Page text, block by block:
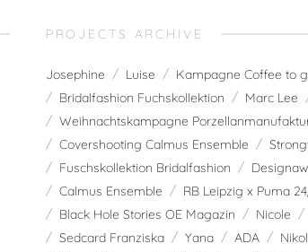
PROJECTS ARCHIVE
Josephine Luise Kampagne Coffee to
Bridalfashion Fuchskollektion
Marc Lee
Weihnachtskampagne
Covershooting Calmus Ensemble
Fuschskollektion Bridalfashion
Calmus Ensemble
RB Leipzig x Puma
Black Hole Stories OE Magazin
Nicole
Sedcard Franziska
Yana ADA